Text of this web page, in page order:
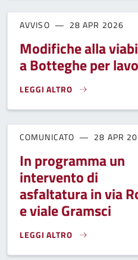
AVVISO 28 APR 2026
Modifiche alla
a Botteghe per
LEGGI ALTRO
MODIFICHE ALLA VIABILITÀ
COMUNICATO 28 APR
In programma un
intervento di
asfaltatura in via
e viale Gramsci
LEGGI ALTRO
IN PROGRAMMA UN